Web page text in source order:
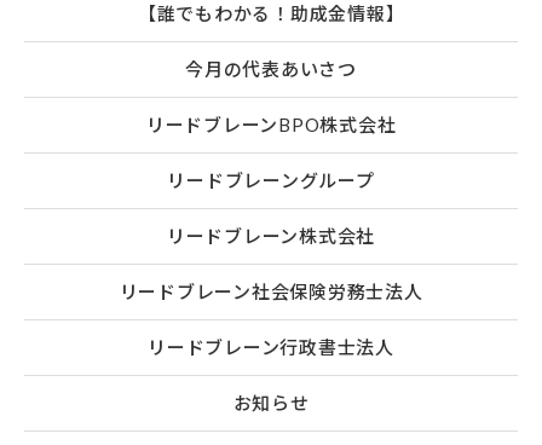
【誰でもわかる！助成金情報】
今月の代表あいさつ
リードブレーンBPO株式会社
リードブレーングループ
リードブレーン株式会社
リードブレーン社会保険労務士法人
リードブレーン行政書士法人
お知らせ